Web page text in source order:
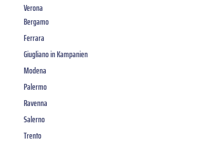
Verona
Bergamo
Ferrara
Giugliano in Kampanien
Modena
Palermo
Ravenna
Salerno
Trento